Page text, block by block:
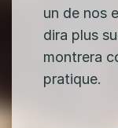
un de nos
dira plus
montrera
pratique.